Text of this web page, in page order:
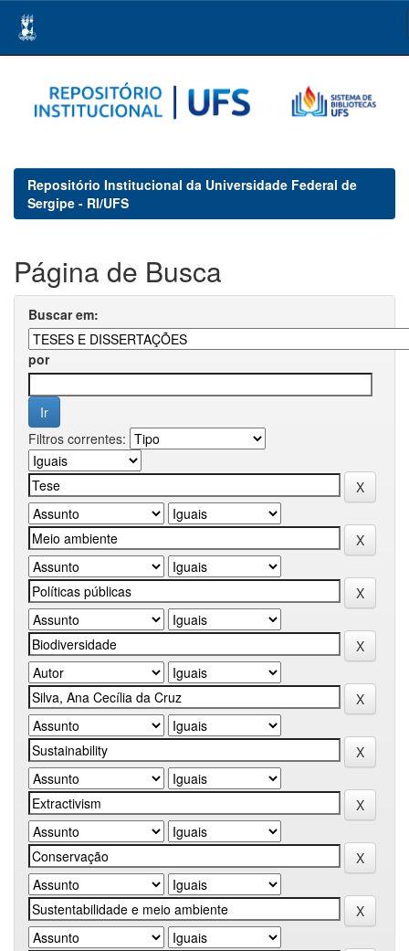
navigation
Repositório Institucional da Universidade Federal de
Sergipe - RI/UFS
Página de Busca
Buscar em:
por
Filtros correntes: